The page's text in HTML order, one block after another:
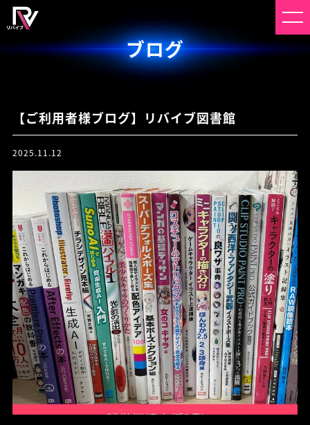
ブログ
【ご利用者様ブログ】リバイブ図書館
2025.11.12